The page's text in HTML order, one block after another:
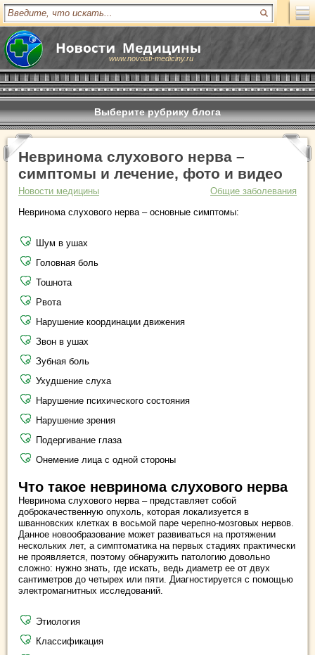
www.novosti-mediciny.ru
Выберите рубрику блога
Невринома слухового нерва –
симптомы и лечение, фото и видео
Новости медицины
Общие заболевания
Невринома слухового нерва – основные симптомы:
Шум в ушах
Головная боль
Тошнота
Рвота
Нарушение координации движения
Звон в ушах
Зубная боль
Ухудшение слуха
Нарушение психического состояния
Нарушение зрения
Подергивание глаза
Онемение лица с одной стороны
Что такое невринома слухового нерва
Невринома слухового нерва – представляет собой
доброкачественную опухоль, которая локализуется в
шванновских клетках в восьмой паре черепно-мозговых нервов.
Данное новообразование может развиваться на протяжении
нескольких лет, а симптоматика на первых стадиях практически
не проявляется, поэтому обнаружить патологию довольно
сложно: нужно знать, где искать, ведь диаметр ее от двух
сантиметров до четырех или пяти. Диагностируется с помощью
электромагнитных исследований.
Этиология
Классификация